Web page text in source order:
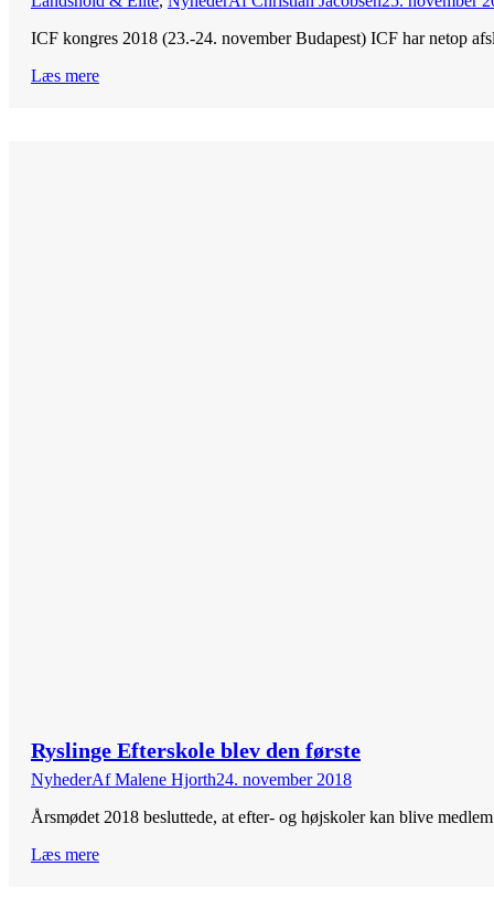
ICF kongres 2018 (23.-24. november Budapest) ICF har netop
Læs mere
Ryslinge Efterskole blev den første
NyhederAfMalene Hjorth24. november 2018
Årsmødet 2018 besluttede, at efter- og højskoler kan blive
Læs mere